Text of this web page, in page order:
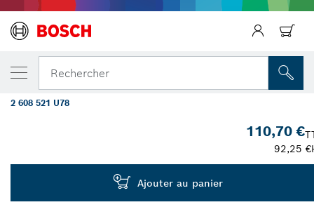
Rechercher
VOTRE VARIANTE SÉLECTIONNÉE
Coffret d'embouts de vissage PRO Impact,
41 pièces
2 608 521 U78
110,70 €
92,25 €
Ajouter au panier